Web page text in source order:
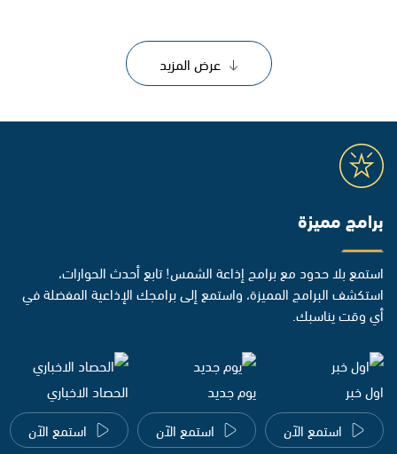
عرض المزيد
برامج مميزة
استمع بلا حدود مع برامج إذاعة الشمس! تابع أحدث الحوارات،
استكشف البرامج المميزة، واستمع إلى برامجك الإذاعية المفضلة في
أي وقت يناسبك.
اول خبر
استمع الآن
يوم جديد
استمع الآن
الحصاد الاخباري
استمع الآن